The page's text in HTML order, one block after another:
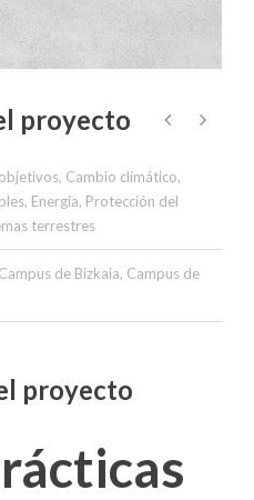
proyecto
, Cambio climático,
, Energía, Protección del
terrestres
Campus de Bizkaia, Campus de
proyecto